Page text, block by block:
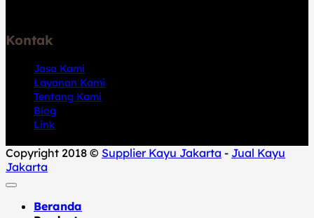
Kontak
Jasa Kami
Layanan Kami
Tentang Kami
Blog
Link
Copyright 2018 © Supplier Kayu Jakarta - Jual Kayu
Jakarta
Beranda